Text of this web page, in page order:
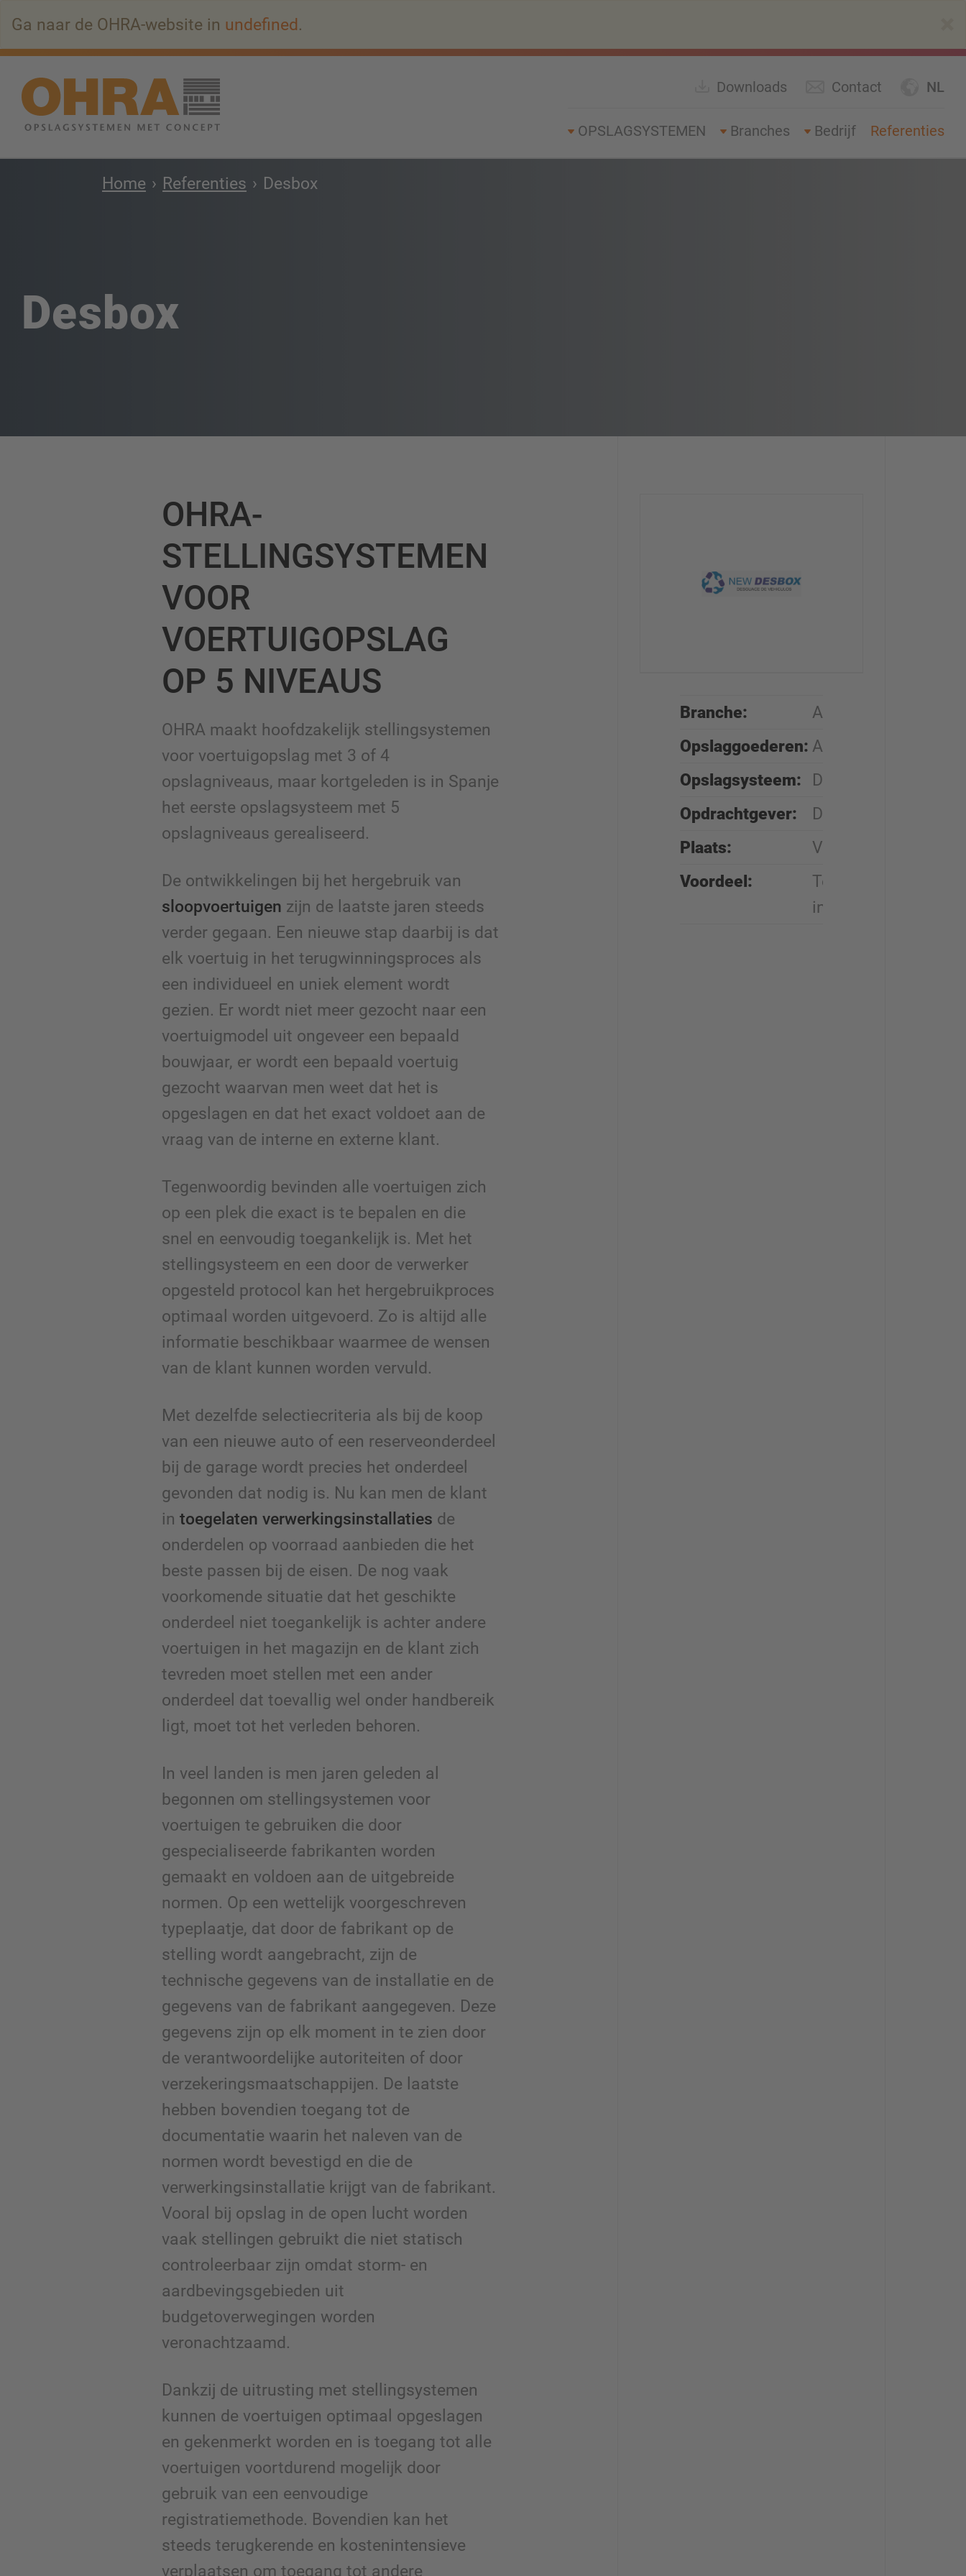
Ga naar de OHRA-website in undefined.
NL
Downloads Contact
OPSLAGSYSTEMEN Branches Bedrijf Referenties
Home Referenties Desbox
Desbox
OHRA-
STELLINGSYSTEMEN
VOOR
VOERTUIGOPSLAG
OP 5 NIVEAUS
OHRA maakt hoofdzakelijk stellingsystemen
voor voertuigopslag met 3 of 4
opslagniveaus, maar kortgeleden is in Spanje
het eerste opslagsysteem met 5
opslagniveaus gerealiseerd.
De ontwikkelingen bij het hergebruik van
sloopvoertuigen zijn de laatste jaren steeds
verder gegaan. Een nieuwe stap daarbij is dat
elk voertuig in het terugwinningsproces als
een individueel en uniek element wordt
gezien. Er wordt niet meer gezocht naar een
voertuigmodel uit ongeveer een bepaald
bouwjaar, er wordt een bepaald voertuig
gezocht waarvan men weet dat het is
opgeslagen en dat het exact voldoet aan de
vraag van de interne en externe klant.
Tegenwoordig bevinden alle voertuigen zich
op een plek die exact is te bepalen en die
snel en eenvoudig toegankelijk is. Met het
stellingsysteem en een door de verwerker
opgesteld protocol kan het hergebruikproces
optimaal worden uitgevoerd. Zo is altijd alle
informatie beschikbaar waarmee de wensen
van de klant kunnen worden vervuld.
Met dezelfde selectiecriteria als bij de koop
van een nieuwe auto of een reserveonderdeel
bij de garage wordt precies het onderdeel
gevonden dat nodig is. Nu kan men de klant
intoegelaten verwerkingsinstallaties de
onderdelen op voorraad aanbieden die het
beste passen bij de eisen. De nog vaak
voorkomende situatie dat het geschikte
onderdeel niet toegankelijk is achter andere
voertuigen in het magazijn en de klant zich
tevreden moet stellen met een ander
onderdeel dat toevallig wel onder handbereik
ligt, moet tot het verleden behoren.
In veel landen is men jaren geleden al
begonnen om stellingsystemen voor
voertuigen te gebruiken die door
gespecialiseerde fabrikanten worden
gemaakt en voldoen aan de uitgebreide
normen. Op een wettelijk voorgeschreven
typeplaatje, dat door de fabrikant op de
stelling wordt aangebracht, zijn de
technische gegevens van de installatie en de
gegevens van de fabrikant aangegeven. Deze
gegevens zijn op elk moment in te zien door
de verantwoordelijke autoriteiten of door
verzekeringsmaatschappijen. De laatste
hebben bovendien toegang tot de
documentatie waarin het naleven van de
normen wordt bevestigd en die de
verwerkingsinstallatie krijgt van de fabrikant.
Vooral bij opslag in de open lucht worden
vaak stellingen gebruikt die niet statisch
controleerbaar zijn omdat storm- en
aardbevingsgebieden uit
budgetoverwegingen worden
veronachtzaamd.
Dankzij de uitrusting met stellingsystemen
kunnen de voertuigen optimaal opgeslagen
en gekenmerkt worden en is toegang tot alle
voertuigen voortdurend mogelijk door
gebruik van een eenvoudige
registratiemethode. Bovendien kan het
steeds terugkerende en kostenintensieve
verplaatsen om toegang tot andere
Branche:
Auto recycling
Opslaggoederen: Autowrakken
Opslagsysteem:
Draagarmstellingen
Opdrachtgever:
Desbox
Plaats:
Valencia (E)
Voordeel:
Toegang tot
individuele vehicles